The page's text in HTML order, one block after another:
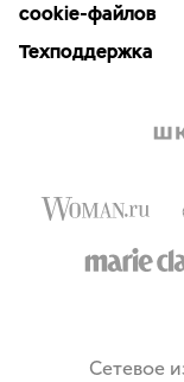
cookie-файлов
Техподдержка
Сетевое